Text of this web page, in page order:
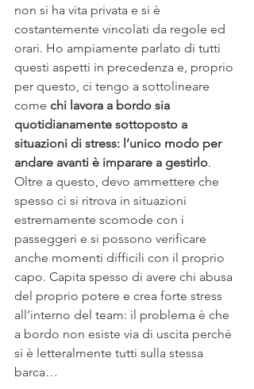
non si ha vita privata e si è
costantemente vincolati da regole ed
orari. Ho ampiamente parlato di tutti
questi aspetti in precedenza e, proprio
per questo, ci tengo a sottolineare
come chi lavora a bordo sia
quotidianamente sottoposto a
situazioni di stress: l’unico modo per
andare avanti è imparare a gestirlo.
Oltre a questo, devo ammettere che
spesso ci si ritrova in situazioni
estremamente scomode con i
passeggeri e si possono verificare
anche momenti difficili con il proprio
capo. Capita spesso di avere chi abusa
del proprio potere e crea forte stress
all’interno del team: il problema è che
a bordo non esiste via di uscita perché
si è letteralmente tutti sulla stessa
barca…